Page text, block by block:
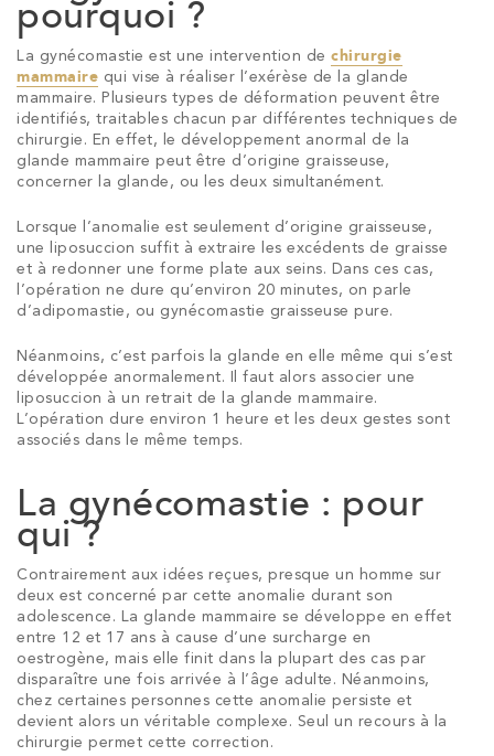
pourquoi ?
La gynécomastie est une intervention de chirurgie
mammaire qui vise à réaliser l’exérèse de la glande
mammaire. Plusieurs types de déformation peuvent être
identifiés, traitables chacun par différentes techniques de
chirurgie. En effet, le développement anormal de la
glande mammaire peut être d’origine graisseuse,
concerner la glande, ou les deux simultanément.
Lorsque l’anomalie est seulement d’origine graisseuse,
une liposuccion suffit à extraire les excédents de graisse
et à redonner une forme plate aux seins. Dans ces cas,
l’opération ne dure qu’environ 20 minutes, on parle
d’adipomastie, ou gynécomastie graisseuse pure.
Néanmoins, c’est parfois la glande en elle même qui s’est
développée anormalement. Il faut alors associer une
liposuccion à un retrait de la glande mammaire.
L’opération dure environ 1 heure et les deux gestes sont
associés dans le même temps.
La gynécomastie : pour
qui ?
Contrairement aux idées reçues, presque un homme sur
deux est concerné par cette anomalie durant son
adolescence. La glande mammaire se développe en effet
entre 12 et 17 ans à cause d’une surcharge en
oestrogène, mais elle finit dans la plupart des cas par
disparaître une fois arrivée à l’âge adulte. Néanmoins,
chez certaines personnes cette anomalie persiste et
devient alors un véritable complexe. Seul un recours à la
chirurgie permet cette correction.